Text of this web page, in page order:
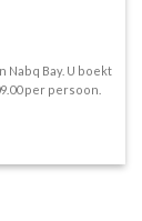
Nabq Bay. U boekt
per persoon.